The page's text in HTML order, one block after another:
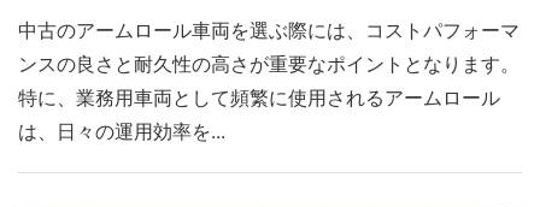
中古のアームロール車両を選ぶ際には、コストパフォーマ
ンスの良さと耐久性の高さが重要なポイントとなります。
特に、業務用車両として頻繁に使用されるアームロール
は、日々の運用効率を...